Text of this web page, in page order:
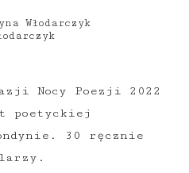
Nocy Poezji 2022
poetyckiej
30 ręcznie
Włodarczyk